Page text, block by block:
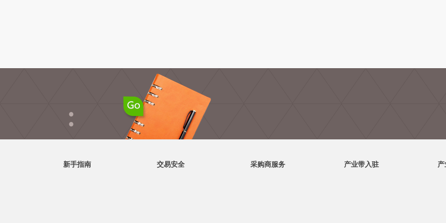
●
●
新手指南 交易安全 采购商服务 产业带入驻